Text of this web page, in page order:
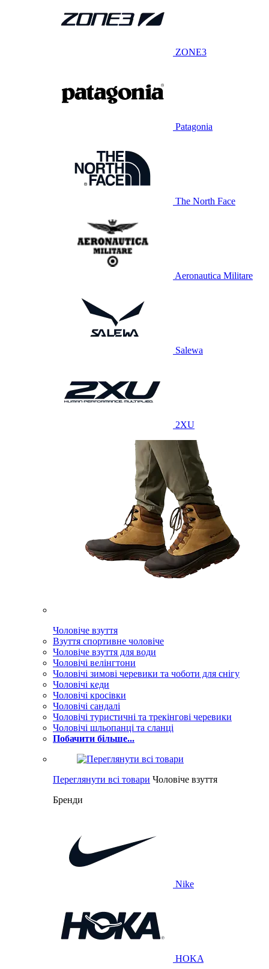
ZONE3
Patagonia
The North Face
Aeronautica Militare
Salewa
2XU
Чоловіче взуття
Взуття спортивне чоловіче
Чоловіче взуття для води
Чоловічі велінгтони
Чоловічі зимові черевики та чоботи для снігу
Чоловічі кеди
Чоловічі кросівки
Чоловічі сандалі
Чоловічі туристичні та трекінгові черевики
Чоловічі шльопанці та сланці
Побачити більше...
Переглянути всі товари Чоловіче взуття
Бренди
Nike
HOKA